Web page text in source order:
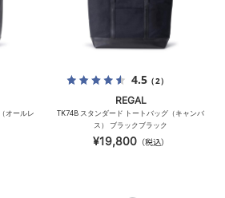
オールレ
4.5（2）
REGAL
TK74B スタンダード トートバッグ（キャンバ
ス） ブラックブラック
¥19,800（税込）